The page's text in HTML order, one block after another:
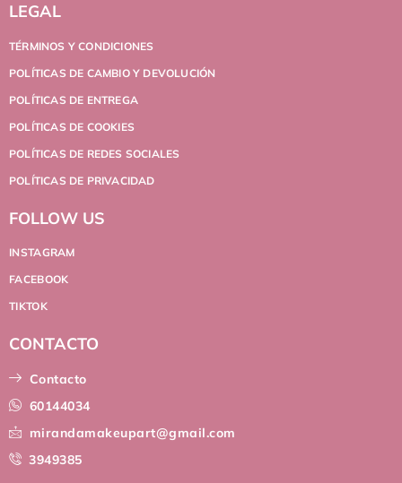
LEGAL
TÉRMINOS Y CONDICIONES
POLÍTICAS DE CAMBIO Y DEVOLUCIÓN
POLÍTICAS DE ENTREGA
POLÍTICAS DE COOKIES
POLÍTICAS DE REDES SOCIALES
POLÍTICAS DE PRIVACIDAD
FOLLOW US
INSTAGRAM
FACEBOOK
TIKTOK
CONTACTO
Contacto
60144034
mirandamakeupart@gmail.com
3949385